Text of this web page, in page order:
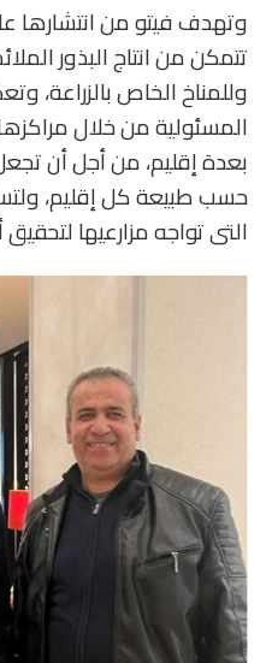
وتهدف فيتو من انتشارها
تتمكن من انتاج البذور
وللمناخ الخاص بالزراعة،
المسئولية من خلال مراكزها
بعدة إقليم، من أجل أن
حسب طبيعة كل إقليم،
التى تواجه مزارعيها